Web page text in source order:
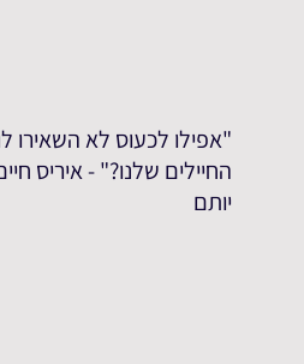
"אפילו לכעוס לא השאירו
החיילים שלנו?" - איריס
יותם